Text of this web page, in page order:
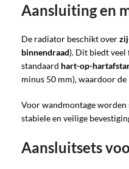
Aansluiting en
De radiator beschikt over
binnendraad). Dit biedt
standaard hart-op-
minus 50 mm), waardoor
Voor wandmontage worden
stabiele en veilige
Aansluitsets